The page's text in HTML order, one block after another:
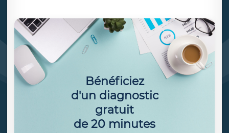
Bénéficiez
d'un diagnostic
gratuit
de 20 minutes